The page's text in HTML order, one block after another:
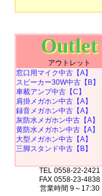
Outlet
アウトレット
窓口用マイク中古【A】
スピーカー30W中古【B】
車載アンプ中古【C】
肩掛メガホン中古【A】
録音メガホン中古【A】
灰防水メガホン中古【A】
黄防水メガホン中古【A】
大型メガホン中古【A】
三脚スタンド中古【B】
TEL 0558-22-2421
FAX 0558-23-4838
営業時間 9～17:30